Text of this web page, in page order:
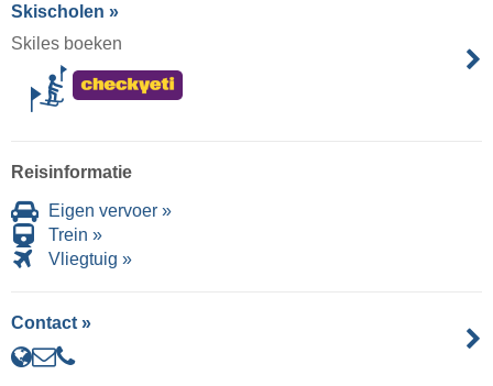
Skischolen »
Skiles boeken
Reisinformatie
Eigen vervoer »
Trein »
Vliegtuig »
Contact »